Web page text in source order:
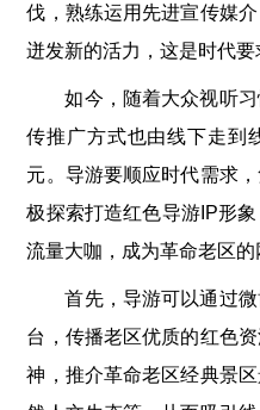
伐，熟练运用先进宣传媒
迸发新的活力，这是时代要
如今，随着大众视听
传推广方式也由线下走到
元。导游要顺应时代需求
极探索打造红色导游IP形
流量大咖，成为革命老区的
首先，导游可以通过
台，传播老区优质的红色
神，推介革命老区经典景